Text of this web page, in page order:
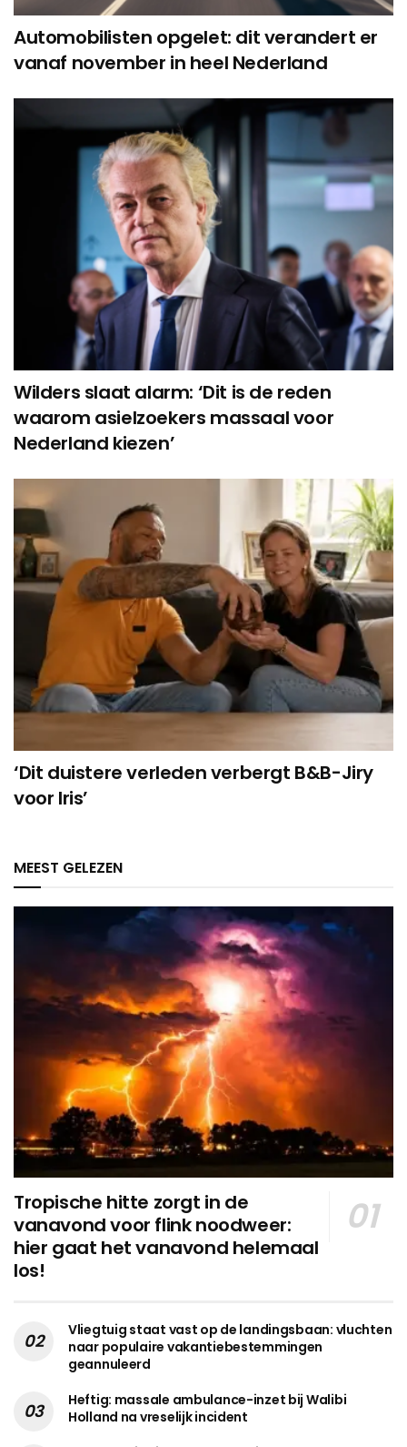
Automobilisten opgelet: dit verandert er
vanaf november in heel Nederland
Wilders slaat alarm: ‘Dit is de reden
waarom asielzoekers massaal voor
Nederland kiezen’
‘Dit duistere verleden verbergt B&B-Jiry
voor Iris’
MEEST GELEZEN
Tropische hitte zorgt in de
vanavond voor flink noodweer:
hier gaat het vanavond helemaal
los!
Vliegtuig staat vast op de landingsbaan: vluchten
naar populaire vakantiebestemmingen
geannuleerd
Heftig: massale ambulance-inzet bij Walibi
Holland na vreselijk incident